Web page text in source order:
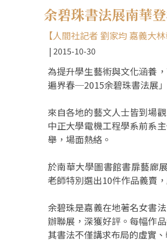
余碧珠書法展南華
【人間社記者 劉家均 嘉義大林
2015-10-30
為提升學生藝術與文化涵養
遍界春─2015余碧珠書法展
來自各地的藝文人士皆到場
中正大學電機工程學系前系
舉，場面熱絡。
於南華大學圖書館書扉藝廊
老師特別選出10件作品義賣
余碧珠是嘉義在地著名女書
辦聯展，深獲好評。每幅作
其書法不僅講求布局的虛實